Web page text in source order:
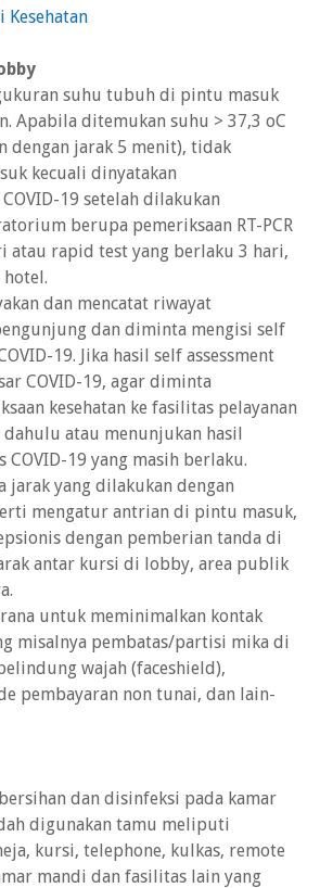
Kesehatan
suhu tubuh di pintu masuk
Apabila ditemukan suhu > 37,3 oC
dengan jarak 5 menit), tidak
kecuali dinyatakan
19 setelah dilakukan
berupa pemeriksaan RT-PCR
atau rapid test yang berlaku 3 hari,
hotel.
dan mencatat riwayat
dan diminta mengisi self
19. Jika hasil self assessment
COVID-19, agar diminta
kesehatan ke fasilitas pelayanan
atau menunjukan hasil
COVID-19 yang masih berlaku.
jarak yang dilakukan dengan
mengatur antrian di pintu masuk,
dengan pemberian tanda di
antar kursi di lobby, area publik
untuk meminimalkan kontak
misalnya pembatas/partisi mika di
wajah (faceshield),
pembayaran non tunai, dan lain-
dan disinfeksi pada kamar
digunakan tamu meliputi
kursi, telephone, kulkas, remote
mandi dan fasilitas lain yang